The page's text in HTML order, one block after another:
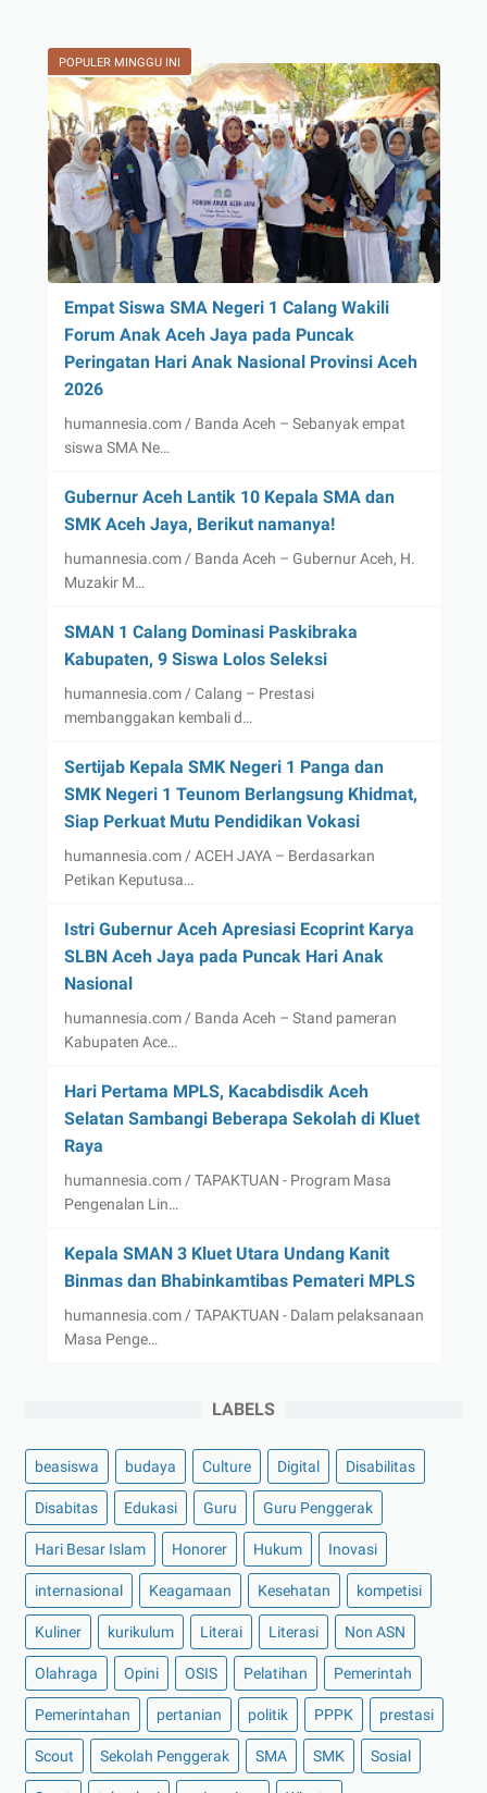
POPULER MINGGU INI
Empat Siswa SMA Negeri 1 Calang Wakili
Forum Anak Aceh Jaya pada Puncak
Peringatan Hari Anak Nasional Provinsi Aceh
2026
humannesia.com / Banda Aceh – Sebanyak empat
siswa SMA Ne…
Gubernur Aceh Lantik 10 Kepala SMA dan
SMK Aceh Jaya, Berikut namanya!
humannesia.com / Banda Aceh – Gubernur Aceh, H.
Muzakir M…
SMAN 1 Calang Dominasi Paskibraka
Kabupaten, 9 Siswa Lolos Seleksi
humannesia.com / Calang – Prestasi
membanggakan kembali d…
Sertijab Kepala SMK Negeri 1 Panga dan
SMK Negeri 1 Teunom Berlangsung Khidmat,
Siap Perkuat Mutu Pendidikan Vokasi
humannesia.com / ACEH JAYA – Berdasarkan
Petikan Keputusa…
Istri Gubernur Aceh Apresiasi Ecoprint Karya
SLBN Aceh Jaya pada Puncak Hari Anak
Nasional
humannesia.com / Banda Aceh – Stand pameran
Kabupaten Ace…
Hari Pertama MPLS, Kacabdisdik Aceh
Selatan Sambangi Beberapa Sekolah di Kluet
Raya
humannesia.com / TAPAKTUAN - Program Masa
Pengenalan Lin…
Kepala SMAN 3 Kluet Utara Undang Kanit
Binmas dan Bhabinkamtibas Pemateri MPLS
humannesia.com / TAPAKTUAN - Dalam pelaksanaan
Masa Penge…
LABELS
beasiswa budaya Culture Digital Disabilitas
Disabitas Edukasi Guru Guru Penggerak
Hari Besar Islam Honorer Hukum Inovasi
internasional Keagamaan Kesehatan kompetisi
Kuliner kurikulum Literai Literasi Non ASN
Olahraga Opini OSIS Pelatihan Pemerintah
Pemerintahan pertanian politik PPPK prestasi
Scout Sekolah Penggerak SMA SMK Sosial